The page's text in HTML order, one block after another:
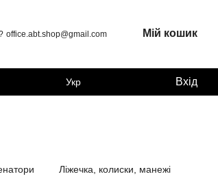
office.abt.shop@gmail.com Мій кошик
Укр Вхід
Ліжечка, колиски, манежі